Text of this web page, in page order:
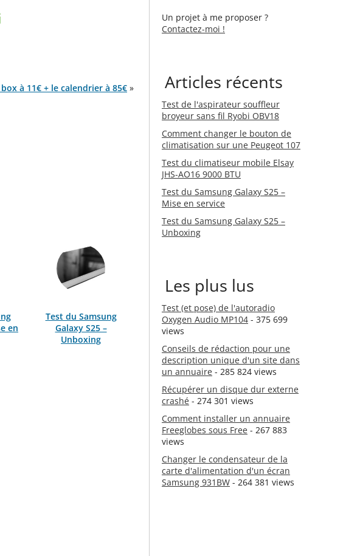
à 11€ + le calendrier à 85€ »
en
Test du Samsung
Galaxy S25 –
Unboxing
Un projet à me proposer ?
Contactez-moi !
Articles récents
Test de l'aspirateur souffleur
broyeur sans fil Ryobi OBV18
Comment changer le bouton de
climatisation sur une Peugeot 107
Test du climatiseur mobile Elsay
JHS-AO16 9000 BTU
Test du Samsung Galaxy S25 –
Mise en service
Test du Samsung Galaxy S25 –
Unboxing
Les plus lus
Test (et pose) de l'autoradio
Oxygen Audio MP104 - 375 699
views
Conseils de rédaction pour une
description unique d'un site dans
un annuaire - 285 824 views
Récupérer un disque dur externe
crashé - 274 301 views
Comment installer un annuaire
Freeglobes sous Free - 267 883
views
Changer le condensateur de la
carte d'alimentation d'un écran
Samsung 931BW - 264 381 views